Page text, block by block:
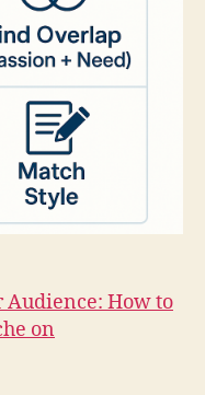
YouTube
上
选
择
正
内
细
域 How to
on